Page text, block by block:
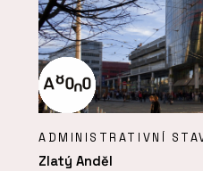
ADMINISTRATIVNÍ
Zlatý Anděl